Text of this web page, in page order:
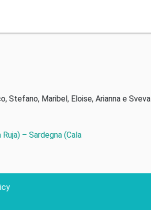
Stefano, Maribel, Eloise, Arianna e Sveva
– Sardegna (Cala